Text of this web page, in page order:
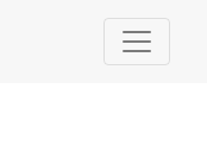
pela